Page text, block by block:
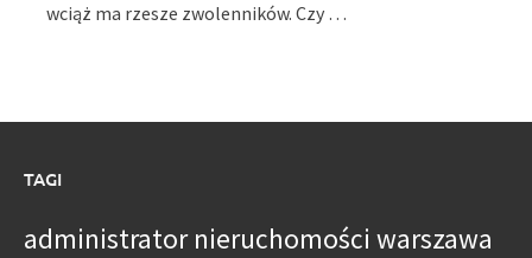
wciąż ma rzesze zwolenników. Czy …
TAGI
administrator nieruchomości warszawa